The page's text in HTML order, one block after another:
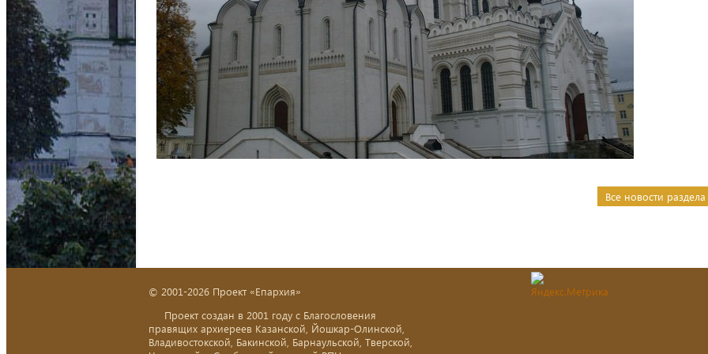
Все новости
© 2001-2026 Проект «Епархия»
Проект создан в 2001 году с Благословения
правящих архиереев Казанской, Йошкар-Олинской,
Владивостокской, Бакинской, Барнаульской, Тверской,